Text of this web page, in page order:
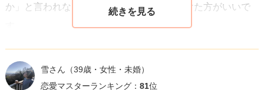
か」と言われない限り、急な呼び出しは避けた方がいいで
雪さん （39歳・女性・未婚）
恋愛マスターランキング： 81位